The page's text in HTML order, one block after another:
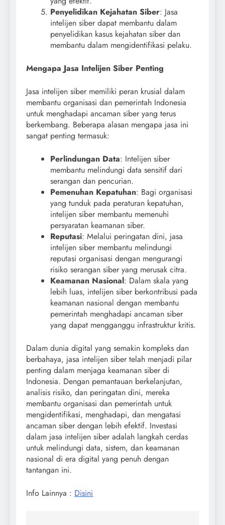
Penyelidikan Kejahatan Siber: Jasa
intelijen siber dapat membantu dalam
penyelidikan kasus kejahatan siber dan
membantu dalam mengidentifikasi pelaku.
Mengapa Jasa Intelijen Siber Penting
Jasa intelijen siber memiliki peran krusial dalam
membantu organisasi dan pemerintah Indonesia
untuk menghadapi ancaman siber yang terus
berkembang. Beberapa alasan mengapa jasa ini
sangat penting termasuk:
Perlindungan Data: Intelijen siber
membantu melindungi data sensitif dari
serangan dan pencurian.
Pemenuhan Kepatuhan: Bagi organisasi
yang tunduk pada peraturan kepatuhan,
intelijen siber membantu memenuhi
persyaratan keamanan siber.
Reputasi: Melalui peringatan dini, jasa
intelijen siber membantu melindungi
reputasi organisasi dengan mengurangi
risiko serangan siber yang merusak citra.
Keamanan Nasional: Dalam skala yang
lebih luas, intelijen siber berkontribusi pada
keamanan nasional dengan membantu
pemerintah menghadapi ancaman siber
yang dapat mengganggu infrastruktur kritis.
Dalam dunia digital yang semakin kompleks dan
berbahaya, jasa intelijen siber telah menjadi pilar
penting dalam menjaga keamanan siber di
Indonesia. Dengan pemantauan berkelanjutan,
analisis risiko, dan peringatan dini, mereka
membantu organisasi dan pemerintah untuk
mengidentifikasi, menghadapi, dan mengatasi
ancaman siber dengan lebih efektif. Investasi
dalam jasa intelijen siber adalah langkah cerdas
untuk melindungi data, sistem, dan keamanan
nasional di era digital yang penuh dengan
tantangan ini.
Info Lainnya : Disini